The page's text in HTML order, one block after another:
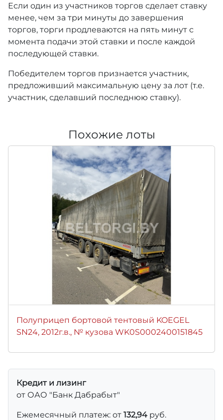
Если один из участников торгов сделает ставку
менее, чем за три минуты до завершения
торгов, торги продлеваются на пять минут с
момента подачи этой ставки и после каждой
последующей ставки.
Победителем торгов признается участник,
предложивший максимальную цену за лот (т.е.
участник, сделавший последнюю ставку).
Похожие лоты
Полуприцеп бортовой тентовый KOEGEL
SN24, 2012г.в., № кузова WK0S0002400151845
Кредит и лизинг
от ОАО "Банк Дабрабыт"
Ежемесячный платеж: от 132,94 руб.